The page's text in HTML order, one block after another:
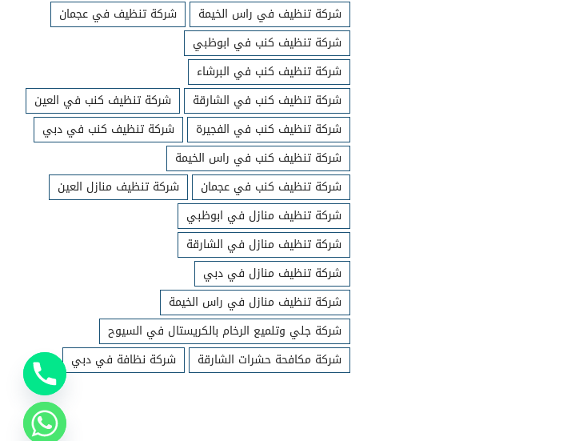
شركة تنظيف في راس الخيمة
شركة تنظيف في عجمان
شركة تنظيف كنب في ابوظبي
شركة تنظيف كنب في البرشاء
شركة تنظيف كنب في الشارقة
شركة تنظيف كنب في العين
شركة تنظيف كنب في الفجيرة
شركة تنظيف كنب في دبي
شركة تنظيف كنب في راس الخيمة
شركة تنظيف كنب في عجمان
شركة تنظيف منازل العين
شركة تنظيف منازل في ابوظبي
شركة تنظيف منازل في الشارقة
شركة تنظيف منازل في دبي
شركة تنظيف منازل في راس الخيمة
شركة جلي وتلميع الرخام بالكريستال في السيوح
شركة مكافحة حشرات الشارقة
شركة نظافة في دبي